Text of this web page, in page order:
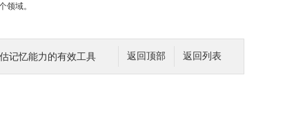
域。
返回列表
返回顶部
记忆能力的有效工具